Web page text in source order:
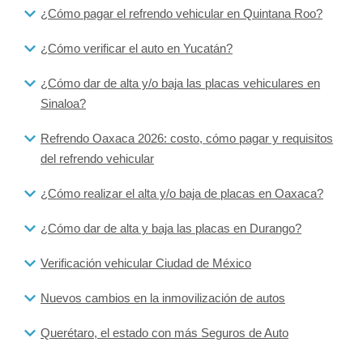
¿Cómo pagar el refrendo vehicular en Quintana Roo?
¿Cómo verificar el auto en Yucatán?
¿Cómo dar de alta y/o baja las placas vehiculares en
Sinaloa?
Refrendo Oaxaca 2026: costo, cómo pagar y requisitos
del refrendo vehicular
¿Cómo realizar el alta y/o baja de placas en Oaxaca?
¿Cómo dar de alta y baja las placas en Durango?
Verificación vehicular Ciudad de México
Nuevos cambios en la inmovilización de autos
Querétaro, el estado con más Seguros de Auto